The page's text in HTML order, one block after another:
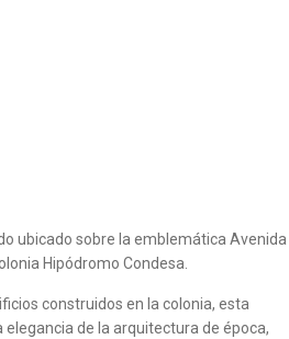
ubicado sobre la emblemática Avenida
Hipódromo Condesa.
construidos en la colonia, esta
de la arquitectura de época,